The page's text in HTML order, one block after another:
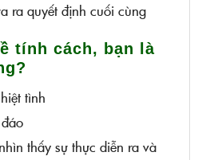
ra quyết định cuối cùng
tính cách, bạn là
tình
thấy sự thực diễn ra và